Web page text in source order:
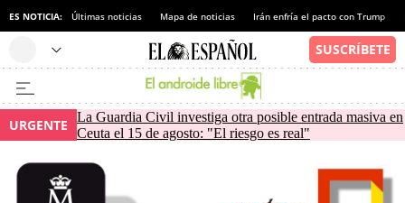
ES NOTICIA: Últimas noticias Mapa de noticias Irán enfría el pacto con Trump
URGENTE
La Guardia Civil investiga otra posible entrada masiva en
Ceuta el 15 de agosto: "El riesgo es real"